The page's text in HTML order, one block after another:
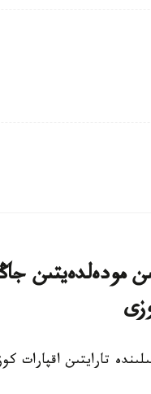
مودەلدەيتىن